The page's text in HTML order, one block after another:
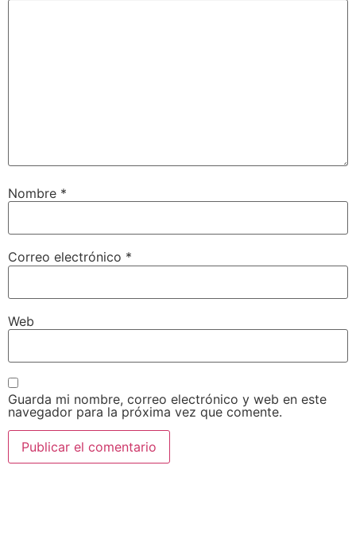
Nombre *
Correo electrónico *
Web
Guarda mi nombre, correo electrónico y web en este
navegador para la próxima vez que comente.